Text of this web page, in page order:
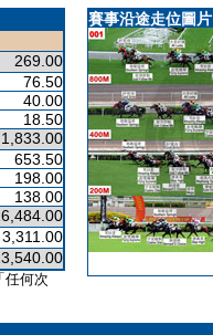
269.00
76.50
40.00
18.50
1,833.00
653.50
198.00
138.00
3,311.00
任何次
賽事沿途走位圖片